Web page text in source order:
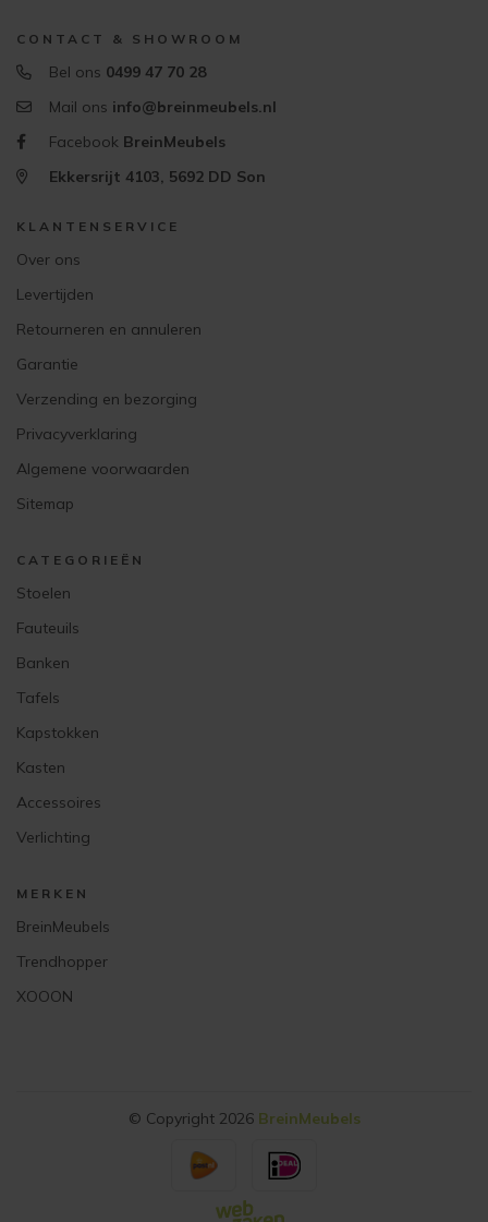
CONTACT & SHOWROOM
Bel ons 0499 47 70 28
Mail ons info@breinmeubels.nl
Facebook BreinMeubels
Ekkersrijt 4103, 5692 DD Son
KLANTENSERVICE
Over ons
Levertijden
Retourneren en annuleren
Garantie
Verzending en bezorging
Privacyverklaring
Algemene voorwaarden
Sitemap
CATEGORIEËN
Stoelen
Fauteuils
Banken
Tafels
Kapstokken
Kasten
Accessoires
Verlichting
MERKEN
BreinMeubels
Trendhopper
XOOON
© Copyright 2026 BreinMeubels